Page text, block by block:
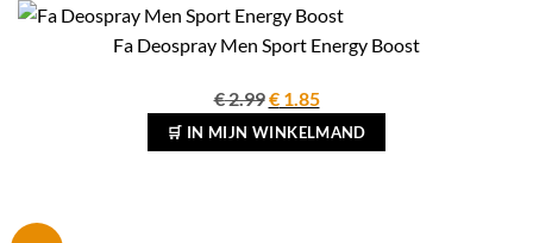
Fa Deospray Men Sport Energy Boost
€2.99Oorspronkelijke
prijs
was:
€1.85Huidige
prijs
is:
🛒 IN MIJN WINKELMAND